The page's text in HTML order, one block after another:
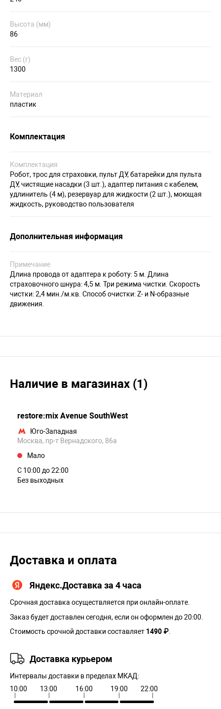
Высота (мм)
86
Вес (г)
1300
Материал
пластик
Комплектация
Комплектация
Робот, трос для страховки, пульт ДУ, батарейки для пульта
ДУ, чистящие насадки (3 шт.), адаптер питания с кабелем,
удлинитель (4 м), резервуар для жидкости (2 шт.), моющая
жидкость, руководство пользователя
Дополнительная информация
Примечание
Длина провода от адаптера к роботу: 5 м. Длина
страховочного шнура: 4,5 м. Три режима чистки. Скорость
чистки: 2,4 мин./м.кв. Способ очистки: Z- и N-образные
движения.
Наличие в магазинах (1)
restore:mix Avenue SouthWest
Юго-Западная
Москва, пр-т Вернадского, 86а
Мало
С 10:00 до 22:00
Без выходных
Доставка и оплата
Яндекс.Доставка за 4 часа
Срочная доставка осуществляется при онлайн-оплате.
Заказ будет доставлен сегодня, если он оформлен до 20:00.
Стоимость срочной доставки составляет 1490 ₽.
Доставка курьером
Интервалы доставки в пределах МКАД:
10:00
13:00 16:00 19:00 22:00